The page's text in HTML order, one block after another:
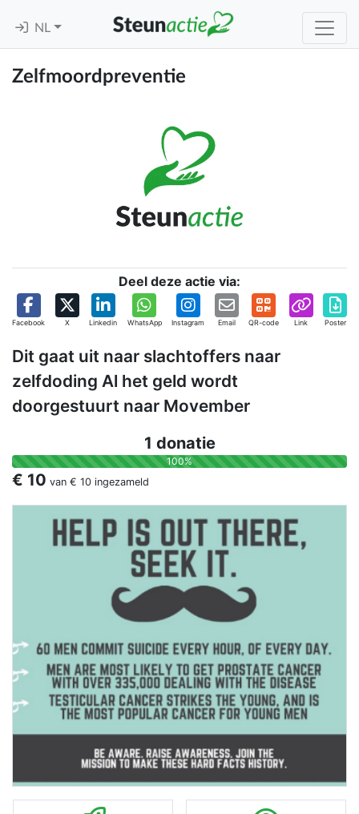
NL
Zelfmoordpreventie
Deel deze actie via:
Facebook X Linkedin WhatsApp Instagram Email QR-code Link Poster
Dit gaat uit naar slachtoffers naar
zelfdoding Al het geld wordt
doorgestuurt naar Movember
1 donatie
100%
€ 10 van € 10 ingezameld